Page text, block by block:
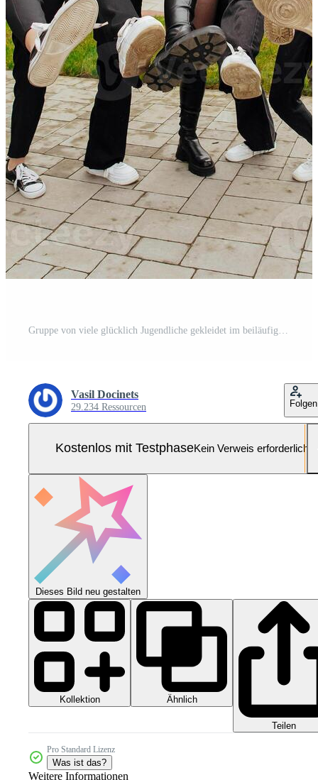
Vasil Docinets
29.234 Ressourcen Folgen
Kostenlos mit TestphaseKein Verweis erforderlich
Dieses Bild neu gestalten
Kollektion Ähnlich
Teilen
Pro Standard Lizenz
Was ist das?
Weitere Informationen